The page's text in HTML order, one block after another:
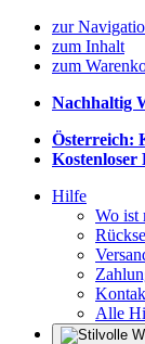
zur
zum Inhalt
zum
Nachhaltig
Österreich:
Kostenloser
Hilfe
Wo ist
Alle